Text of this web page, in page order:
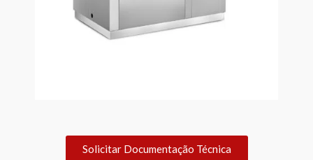
Solicitar Documentação Técnica